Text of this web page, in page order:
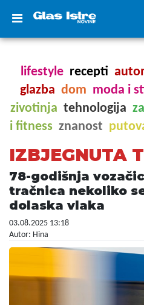
lifestyle recepti
glazba dom moda i
zivotinja tehnologija
i fitness znanost
IZBJEGNUTA
78-godišnja
tračnica nekoliko
dolaska vlaka
03.08.2025 13:18
Autor: Hina